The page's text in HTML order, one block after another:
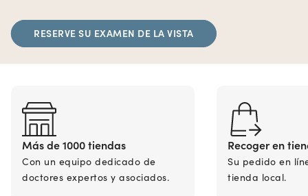
RESERVE SU EXAMEN DE LA VISTA
Más de 1000 tiendas
Con un equipo dedicado de
doctores expertos y asociados.
Recoger en
Su pedido en
tienda local.